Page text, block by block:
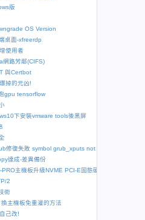
版
OS Version
桌面-xfreerdp
使用者
網路芳鄰(CIFS)
與Certbot
掉的元凶!
gpu tensorflow
下安裝vmware tools後黑屏
修復失敗 symbol grub_xputs not found
達成-差異備份
主機板升級NVME PCI-E固態硬碟
2
術
主機板免重灌的方法
己改!